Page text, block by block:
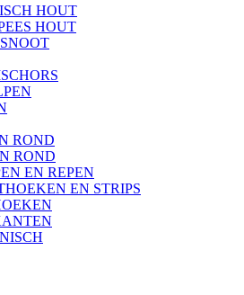
HOUT
HOUT
ROND
ROND
EN REPEN
EN STRIPS